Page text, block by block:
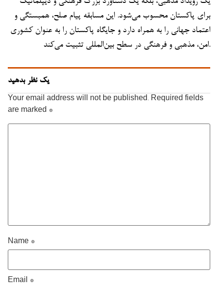
برای پاکستان محسوب می‌شود. این مسابقه پیام صلح، همبستگی و
اعتماد جهانی را به همراه دارد و جایگاه پاکستان را به عنوان کشوری
امن، مذهبی و فرهنگی در سطح بین‌المللی تثبیت می‌کند.
یک نظر بدهید
Your email address will not be published. Required fields
are marked *
Name *
Email *